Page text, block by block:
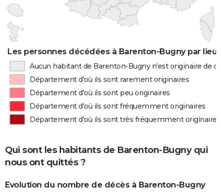
Les personnes décédées à Barenton-Bugny par lieu
Aucun habitant de Barenton-Bugny n'est originaire de
Département d'où ils sont rarement originaires
Département d'où ils sont peu originaires
Département d'où ils sont fréquemment originaires
Département d'où ils sont très fréquemment originaires
Qui sont les habitants de Barenton-Bugny qui
nous ont quittés ?
Evolution du nombre de décès à Barenton-Bugny